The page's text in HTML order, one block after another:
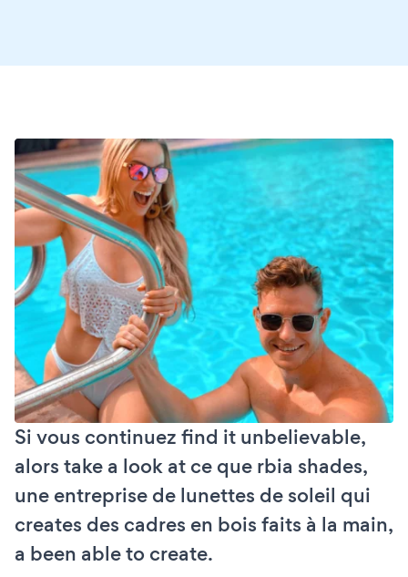
Si vous continuez find it unbelievable,
alors take a look at ce que rbia shades,
une entreprise de lunettes de soleil qui
creates des cadres en bois faits à la main,
a been able to create.